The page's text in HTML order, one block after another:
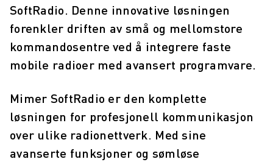
SoftRadio. Denne innovative løsningen
forenkler driften av små og mellomstore
kommandosentre ved å integrere faste
mobile radioer med avansert programvare.
Mimer SoftRadio er den komplette
løsningen for profesjonell kommunikasjon
over ulike radionettverk. Med sine
avanserte funksjoner og sømløse